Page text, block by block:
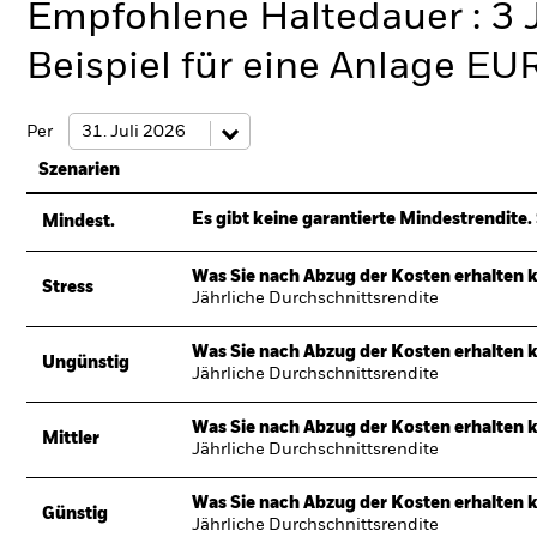
Empfohlene Haltedauer : 3
Beispiel für eine Anlage
Per
Szenarien
Mindest. Es gibt keine garantierte
Stress
Was Sie nach Abzug der Kosten erhalten
Jährliche Durchschnittsrendite
Ungünstig
Was Sie nach Abzug der Kosten erhalten
Jährliche Durchschnittsrendite
Mittler
Was Sie nach Abzug der Kosten erhalten
Jährliche Durchschnittsrendite
Günstig
Was Sie nach Abzug der Kosten erhalten
Jährliche Durchschnittsrendite